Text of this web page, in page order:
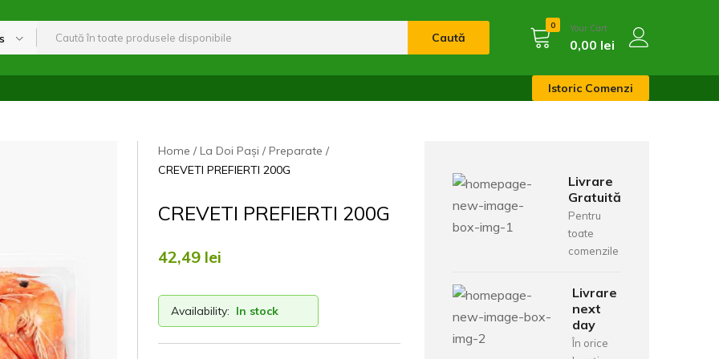
Caută
0 Your Cart
0,00 lei
Istoric Comenzi
Home La Doi Pași
Preparate
CREVETI PREFIERTI 200G
CREVETI PREFIERTI 200G
42,49 lei
Availability: In stock
Livrare
Gratuită
Pentru
toate
comenzile
Livrare
next
day
În orice